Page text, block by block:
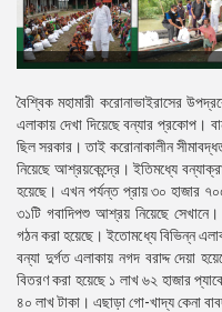
নিউজলেটার
প্রেস
রিলিজ
প্রকাশনা
গ্যালারি
বিএনপি-
জামায়াত
সহিংসতা
বৈশ্বিক মহামারী করোনাভাইরাসের
এলাকায় দেখা দিয়েছে বন্যার প্রকোপ।
ছিল সরকার। তাই করোনাকালীন
নিয়েছে আশ্রয়কেন্দ্রে। ইতিমধ্যে
হয়েছে। এখন পর্যন্ত প্রায় ৩০ হাজার
৩১টি গবাদিপশু আশ্রয় নিয়েছে
গঠন করা হয়েছে। ইতোমধ্যে বিভিন্ন
বন্যা দুর্গত এলাকায় নগদ বরাদ্দ দেয়া
বিতরণ করা হয়েছে ১ লাখ ৬২ হাজার
৪০ লাখ টাকা। এছাড়া গো-খাদ্য কেনা